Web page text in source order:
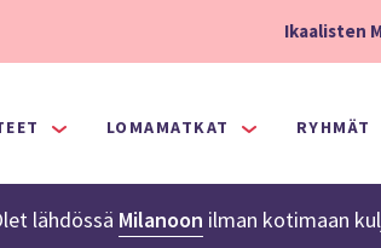
Ikaalisten
LOMAMATKAT RYHMÄT
lähdössä Milanoon ilman kotimaan